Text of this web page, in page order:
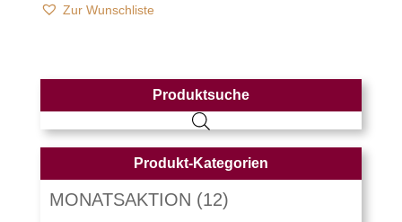
Zur Wunschliste
Produktsuche
Produkt-Kategorien
MONATSAKTION (12)